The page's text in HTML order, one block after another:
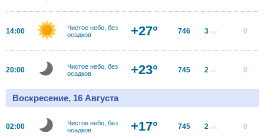
14:00
Чистое небо, без
осадков
+27° 746 3 м/с 0
20:00
Чистое небо, без
осадков
+23° 745 2 м/с 0
Воскресение, 16 Августа
02:00
Чистое небо, без
осадков
+17° 745 2 м/с 0